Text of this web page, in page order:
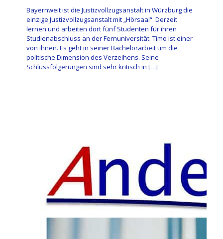
Bayernweit ist die Justizvollzugsanstalt in Würzburg die
einzige Justizvollzugsanstalt mit „Hörsaal“. Derzeit
lernen und arbeiten dort fünf Studenten für ihren
Studienabschluss an der Fernuniversität. Timo ist einer
von ihnen. Es geht in seiner Bachelorarbeit um die
politische Dimension des Verzeihens. Seine
Schlussfolgerungen sind sehr kritisch in […]